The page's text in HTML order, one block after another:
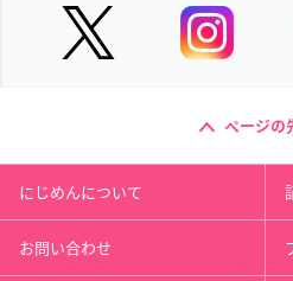
ページの
にじめんについて
お問い合わせ